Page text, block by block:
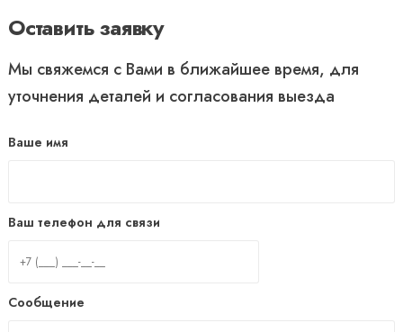
Оставить заявку
Мы свяжемся с Вами в ближайшее время, для
уточнения деталей и согласования выезда
Ваше имя
Ваш телефон для связи
Сообщение